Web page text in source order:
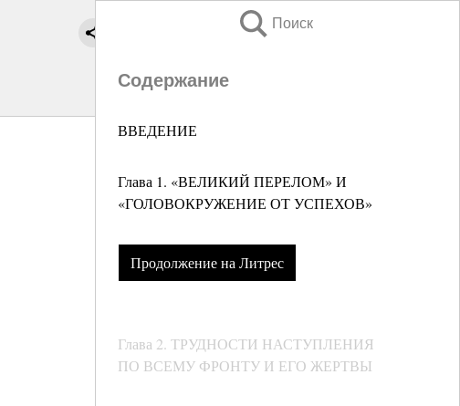
Поиск
Содержание
ВВЕДЕНИЕ
Глава 1. «ВЕЛИКИЙ ПЕРЕЛОМ» И
«ГОЛОВОКРУЖЕНИЕ ОТ УСПЕХОВ»
Продолжение на Литрес
Глава 2. ТРУДНОСТИ НАСТУПЛЕНИЯ
ПО ВСЕМУ ФРОНТУ И ЕГО ЖЕРТВЫ